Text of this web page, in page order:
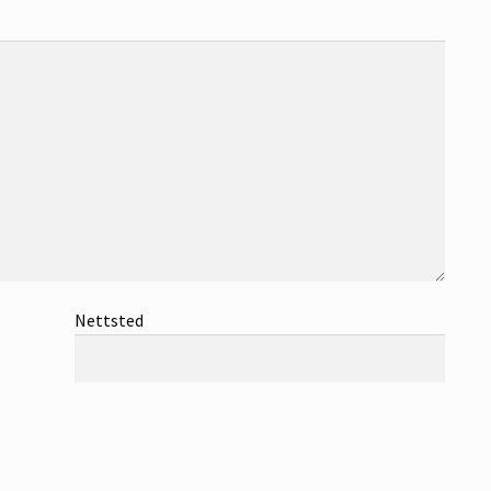
Nettsted